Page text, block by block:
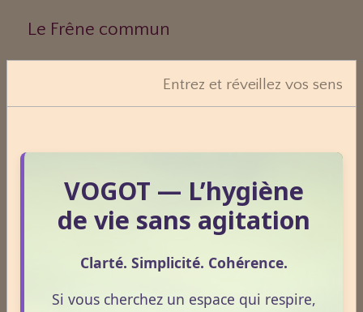
Le Frêne commun
Le Sens des Maux
Le monde Merveilleux du Thé
Odeurs corporelles et transpiration.
Médecines Holistiques
Entrez et réveillez vos sens
VOGOT — L’hygiène
de vie sans agitation
Clarté. Simplicité. Cohérence.
Si vous cherchez un espace qui respire,